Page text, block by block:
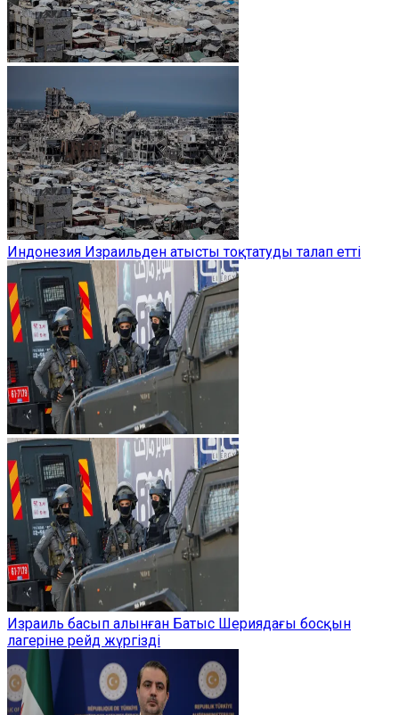
Индонезия Израильден атысты тоқтатуды талап етті
Израиль басып алынған Батыс Шериядағы босқын
лагеріне рейд жүргізді